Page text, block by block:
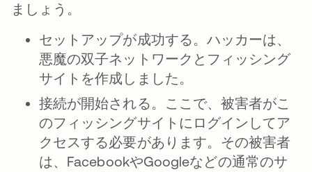
ましょう。
セットアップが成功する。 ハッカーは、
悪魔の双子ネットワークとフィッシング
サイトを作成しました。
接続が開始される。 ここで、被害者がこ
のフィッシングサイトにログインしてア
クセスする必要があります。その被害者
は、FacebookやGoogleなどの通常のサ